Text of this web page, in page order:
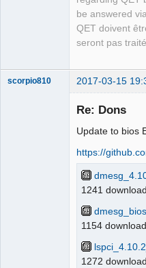
be answered
QET doivent
seront pas
scorpio810 2017-03-15
Re: Dons
Update to bios
https://
1241
1154
1272